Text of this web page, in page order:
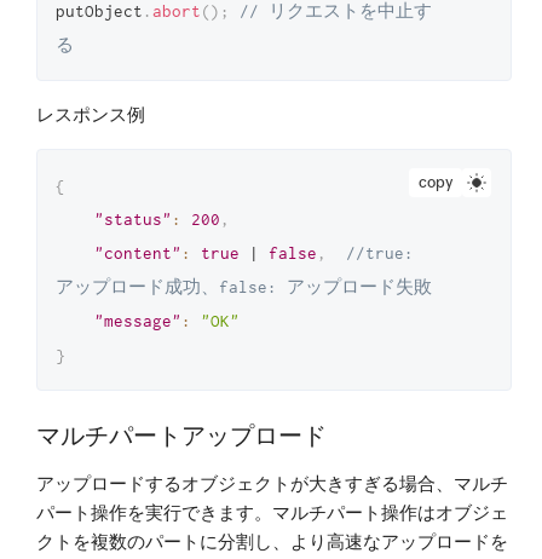
putObject .abort() ;
// リクエストを中止す
る
レスポンス例
copy
{
"status" : 200 ,
"content" : true | false ,
//true:
アップロード成功、false: アップロード失敗
"message" :
"OK"
}
マルチパートアップロード
アップロードするオブジェクトが大きすぎる場合、マルチ
パート操作を実行できます。マルチパート操作はオブジェ
クトを複数のパートに分割し、より高速なアップロードを